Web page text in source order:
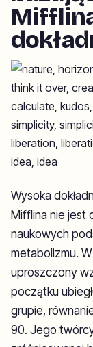
Wysoka
Mifflina nie jest
naukowych
metabolizmu.
uproszczony
początku
grupie,
90. Jego